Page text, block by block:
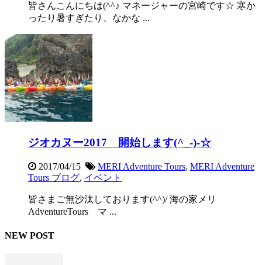
皆さんこんにちは(^^♪ マネージャーの宮崎です☆ 寒か
ったり暑すぎたり、なかな ...
ジオカヌー2017 開始します(^_-)-☆
2017/04/15 MERI Adventure Tours, MERI Adventure
Tours ブログ, イベント
皆さまご無沙汰しております(^^)/ 海の家メリ
AdventureTours マ ...
NEW POST